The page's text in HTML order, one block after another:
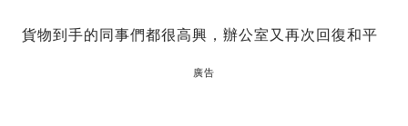
貨物到手的同事們都很高興，辦公室又再次回復和平
廣告